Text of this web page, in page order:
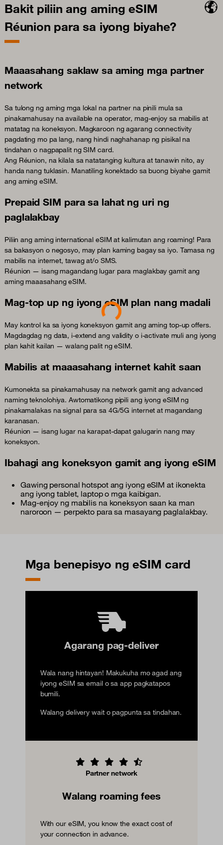
Bakit piliin ang aming eSIM
Réunion para sa iyong biyahe?
Maaasahang saklaw sa aming mga partner
network
Sa tulong ng aming mga lokal na partner na pinili mula sa
pinakamahusay na available na operator, mag-enjoy sa mabilis at
matatag na koneksyon. Magkaroon ng agarang connectivity
pagdating mo pa lang, nang hindi naghahanap ng pisikal na
tindahan o nagpapalit ng SIM card.
Ang Réunion, na kilala sa natatanging kultura at tanawin nito, ay
handa nang tuklasin. Manatiling konektado sa buong biyahe gamit
ang aming eSIM.
Prepaid SIM para sa lahat ng uri ng
paglalakbay
Piliin ang aming international eSIM at kalimutan ang roaming! Para
sa bakasyon o negosyo, may plan kaming bagay sa iyo. Tamasa ng
mabilis na internet, tawag at/o SMS.
Réunion — isang magandang lugar para maglakbay gamit ang
aming maaasahang eSIM.
Mag-top up ng iyong eSIM plan nang madali
May kontrol ka sa iyong koneksyon gamit ang aming top-up offers.
Magdagdag ng data, i-extend ang validity o i-activate muli ang iyong
plan kahit kailan — walang palit ng eSIM.
Mabilis at maaasahang internet kahit saan
Kumonekta sa pinakamahusay na network gamit ang advanced
naming teknolohiya. Awtomatikong pipili ang iyong eSIM ng
pinakamalakas na signal para sa 4G/5G internet at magandang
karanasan.
Réunion — isang lugar na karapat-dapat galugarin nang may
koneksyon.
Ibahagi ang koneksyon gamit ang iyong eSIM
Gawing personal hotspot ang iyong eSIM at ikonekta
ang iyong tablet, laptop o mga kaibigan.
Mag-enjoy ng mabilis na koneksyon saan ka man
naroroon — perpekto para sa masayang paglalakbay.
Mga benepisyo ng eSIM card
Agarang pag-deliver
Wala nang hintayan! Makukuha mo agad ang
iyong eSIM sa email o sa app pagkatapos
bumili.
Walang delivery wait o pagpunta sa tindahan.
Partner network
Walang roaming fees
With our eSIM, you know the exact cost of
your connection in advance.
Loading...